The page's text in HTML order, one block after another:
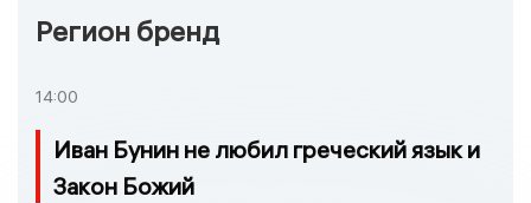
Регион бренд
14:00
Иван Бунин не любил греческий язык и
Закон Божий